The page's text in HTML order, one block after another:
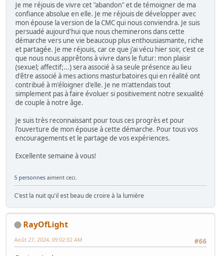
Je me réjouis de vivre cet "abandon" et de témoigner de ma
confiance absolue en elle. Je me réjouis de développer avec
mon épouse la version de la CMC qui nous conviendra. Je suis
persuadé aujourd'hui que nous cheminerons dans cette
démarche vers une vie beaucoup plus enthousiasmante, riche
et partagée. Je me réjouis, car ce que j'ai vécu hier soir, c'est ce
que nous nous apprêtons à vivre dans le futur: mon plaisir
(sexuel; affectif;...) sera associé à sa seule présence au lieu
d'être associé à mes actions masturbatoires qui en réalité ont
contribué à m'éloigner d'elle. Je ne m'attendais tout
simplement pas à faire évoluer si positivement notre sexualité
de couple à notre âge.
Je suis très reconnaissant pour tous ces progrès et pour
l'ouverture de mon épouse à cette démarche. Pour tous vos
encouragements et le partage de vos expériences.
Excellente semaine à vous!
5 personnes aiment ceci.
C'est la nuit qu'il est beau de croire à la lumière
RayOfLight
#66
Août 27, 2024, 09:02:02 AM